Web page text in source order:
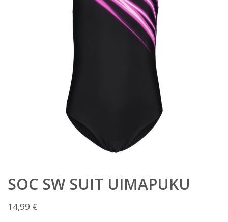
SOC SW SUIT UIMAPUKU
14,99 €